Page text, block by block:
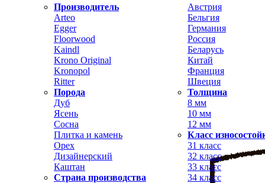
Производитель
Arteo
Egger
Floorwood
Kaindl
Krono Original
Kronopol
Ritter
Порода
Дуб
Ясень
Сосна
Плитка и камень
Орех
Дизайнерский
Каштан
Страна производства
Австрия
Бельгия
Германия
Россия
Беларусь
Китай
Франция
Швеция
Толщина
8 мм
10 мм
12 мм
Класс
31 класс
32 класс
33 класс
34 класс